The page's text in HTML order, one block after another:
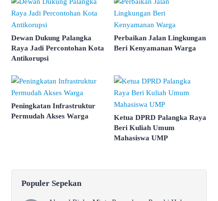
Dewan Dukung Palangka
Raya Jadi Percontohan Kota
Antikorupsi
Perbaikan Jalan Lingkungan
Beri Kenyamanan Warga
Peningkatan Infrastruktur
Permudah Akses Warga
Ketua DPRD Palangka Raya
Beri Kuliah Umum
Mahasiswa UMP
Populer Sepekan